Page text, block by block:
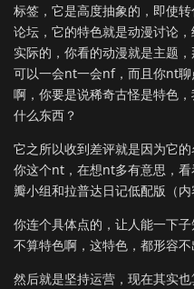
标签，它是高度抽象的，即使
论坛，它的特色就是动漫讨论
实际的，你看的动漫就是主题
可以一会nt一会nf，而且你nt
啊，你要是说稀奇古怪是特色
什么东西？
它之所以收到差评就是因为它
你这个nt，在想nt多有意思，
瓣小组和拉普达日记低配版（内
你连个具体点的，让人能一下
不算特色啊，这特色，都形容不
然后就是坚持运营，现在其实